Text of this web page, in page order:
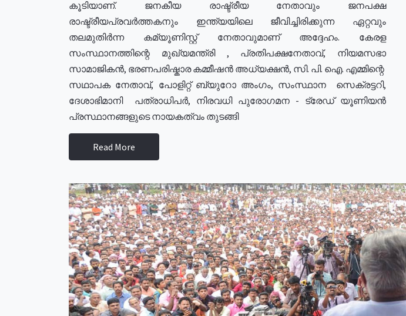
കൂടിയാണ്. ജനകീയ രാഷ്ട്രീയ നേതാവും ജനപക്ഷ
രാഷ്ട്രീയപ്രവർത്തകനും ഇന്ത്യയിലെ ജീവിച്ചിരിക്കുന്ന ഏറ്റവും
തലമുതിർന്ന കമ്യൂണിസ്റ്റ് നേതാവുമാണ് അദ്ദേഹം. കേരള
സംസ്ഥാനത്തിന്റെ മുഖ്യമന്ത്രി , പ്രതിപക്ഷനേതാവ്, നിയമസഭാ
സാമാജികൻ, ഭരണപരിഷ്കാര കമ്മീഷൻ അധ്യക്ഷൻ, സി. പി. ഐ. എമ്മിന്റെ
സഥാപക നേതാവ്, പോളിറ്റ് ബ്യുറോ അംഗം, സംസ്ഥാന സെക്രട്ടറി,
ദേശാഭിമാനി പത്രാധിപർ, നിരവധി പുരോഗമന - ട്രേഡ് യൂണിയൻ
പ്രസ്ഥാനങ്ങളുടെ നായകത്വം തുടങ്ങി
Read More